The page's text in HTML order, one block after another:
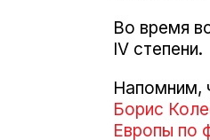
Во время
IV степени.
Напомним,
Борис
Европы по